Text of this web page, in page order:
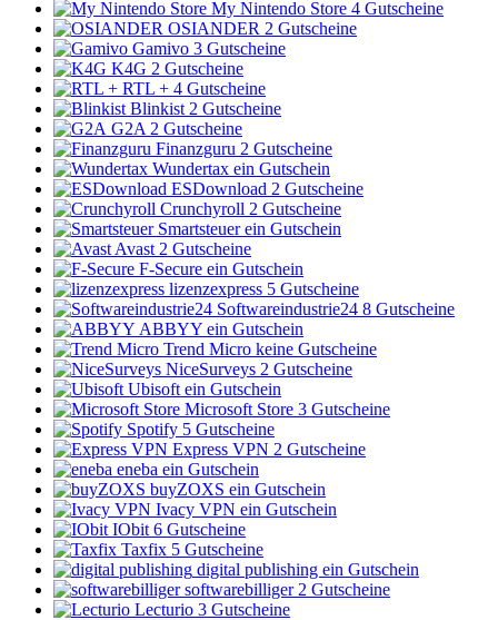
My Nintendo Store 4 Gutscheine
OSIANDER 2 Gutscheine
Gamivo 3 Gutscheine
K4G 2 Gutscheine
RTL + 4 Gutscheine
Blinkist 2 Gutscheine
G2A 2 Gutscheine
Finanzguru 2 Gutscheine
Wundertax ein Gutschein
ESDownload 2 Gutscheine
Crunchyroll 2 Gutscheine
Smartsteuerein Gutschein
Avast 2 Gutscheine
F-Secure ein Gutschein
lizenzexpress 5 Gutscheine
Softwareindustrie24 8 Gutscheine
ABBYY ein Gutschein
Trend Micro keine Gutscheine
NiceSurveys 2 Gutscheine
Ubisoft ein Gutschein
Microsoft Store 3 Gutscheine
Spotify 5 Gutscheine
Express VPN 2 Gutscheine
eneba ein Gutschein
buyZOXS ein Gutschein
Ivacy VPN ein Gutschein
IObit 6 Gutscheine
Taxfix 5 Gutscheine
digital publishing ein Gutschein
softwarebilliger 2 Gutscheine
Lecturio 3 Gutscheine